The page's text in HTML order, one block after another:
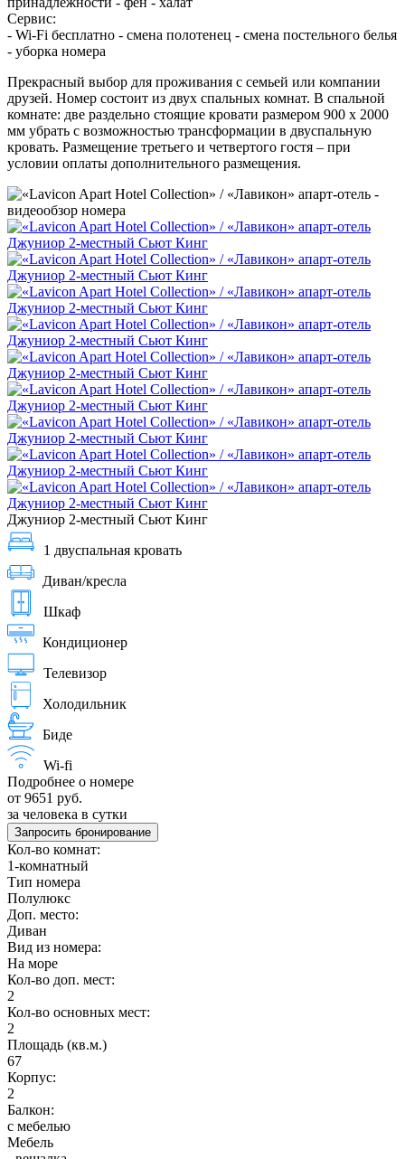
Сервис:
- Wi-Fi бесплатно - смена полотенец - смена постельного белья
- уборка номера
Прекрасный выбор для проживания с семьей или компании
друзей. Номер состоит из двух спальных комнат. В спальной
комнате: две раздельно стоящие кровати размером 900 х 2000
мм убрать с возможностью трансформации в двуспальную
кровать. Размещение третьего и четвертого гостя – при
условии оплаты дополнительного размещения.
Джуниор 2-местный Сьют Кинг
1 двуспальная кровать
Диван/кресла
Шкаф
Кондиционер
Телевизор
Холодильник
Биде
Wi-fi
Подробнее о номере
от 9651 руб.
за человека в сутки
Запросить бронирование
Кол-во комнат:
1-комнатный
Тип номера
Полулюкс
Доп. место:
Диван
Вид из номера:
На море
Кол-во доп. мест:
2
Кол-во основных мест:
2
Площадь (кв.м.)
67
Корпус:
2
Балкон:
с мебелью
Мебель